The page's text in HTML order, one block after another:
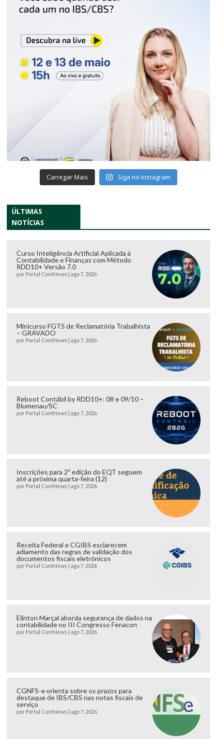
Carregar Mais Siga no Instagram
ÚLTIMAS
NOTÍCIAS
Curso Inteligência Artificial Aplicada à
Contabilidade e Finanças com Método
RDD10+ Versão 7.0
por Portal ContNews ago 7, 2026
Minicurso FGTS de Reclamatória Trabalhista
– GRAVADO
por Portal ContNews ago 7, 2026
Reboot Contábil by RDD10+: 08 e 09/10 –
Blumenau/SC
por Portal ContNews ago 7, 2026
Inscrições para 2ª edição do EQT seguem
até a próxima quarta-feira (12)
por Portal ContNews ago 7, 2026
Receita Federal e CGIBS esclarecem
adiamento das regras de validação dos
documentos fiscais eletrônicos
por Portal ContNews ago 7, 2026
Elinton Marçal aborda segurança de dados na
contabilidade no III Congresso Fenacon
por Portal ContNews ago 7, 2026
CGNFS-e orienta sobre os prazos para
destaque de IBS/CBS nas notas fiscais de
serviço
por Portal ContNews ago 7, 2026